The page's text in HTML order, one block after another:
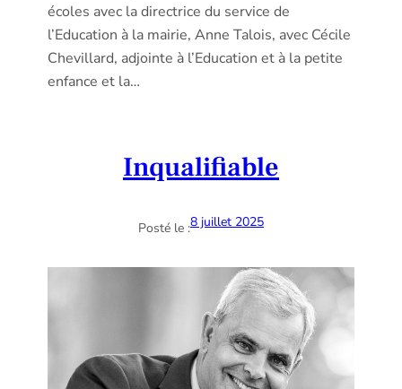
écoles avec la directrice du service de
l’Education à la mairie, Anne Talois, avec Cécile
Chevillard, adjointe à l’Education et à la petite
enfance et la…
Inqualifiable
Posté le :8 juillet 2025